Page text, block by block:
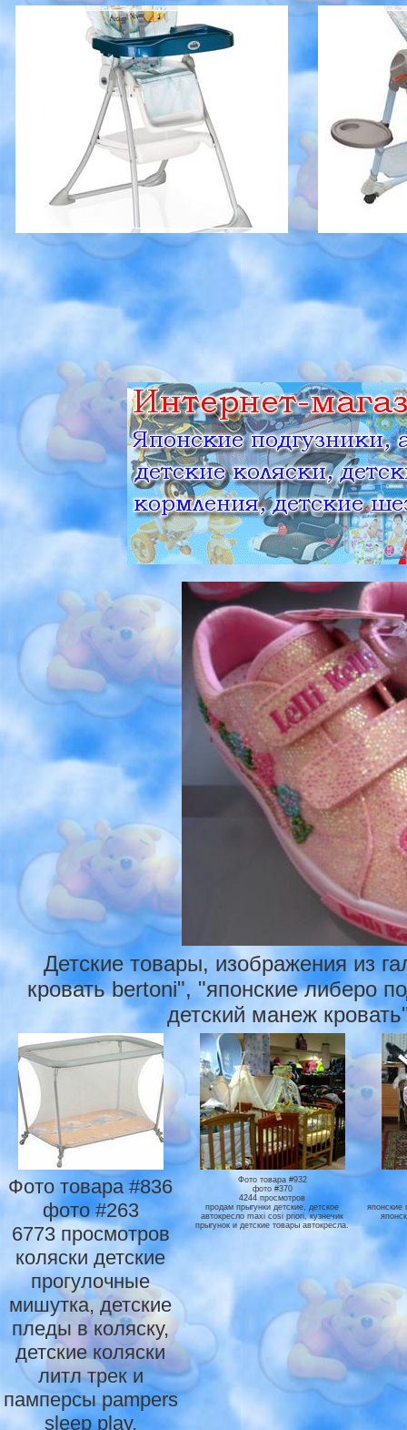
Детские товары, изображения из
кровать bertoni", "японские либеро
детский манеж
Фото товара #836
фото #263
6773 просмотров
коляски детские
прогулочные
мишутка, детские
пледы в коляску,
детские коляски
литл трек и
памперсы pampers
sleep play.
Фото товара #932
фото #370
4244 просмотров
продам прыгунки детские, детское
автокресло maxi cosi priori, кузнечик
прыгунок и детские товары автокресла.
японские